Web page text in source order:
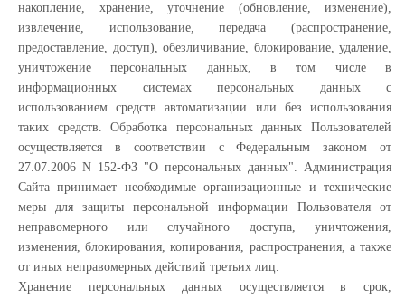
накопление, хранение, уточнение (обновление, изменение),
извлечение, использование, передача (распространение,
предоставление, доступ), обезличивание, блокирование, удаление,
уничтожение персональных данных, в том числе в
информационных системах персональных данных с
использованием средств автоматизации или без использования
таких средств. Обработка персональных данных Пользователей
осуществляется в соответствии с Федеральным законом от
27.07.2006 N 152-ФЗ "О персональных данных". Администрация
Сайта принимает необходимые организационные и технические
меры для защиты персональной информации Пользователя от
неправомерного или случайного доступа, уничтожения,
изменения, блокирования, копирования, распространения, а также
от иных неправомерных действий третьих лиц.
Хранение персональных данных осуществляется в срок,